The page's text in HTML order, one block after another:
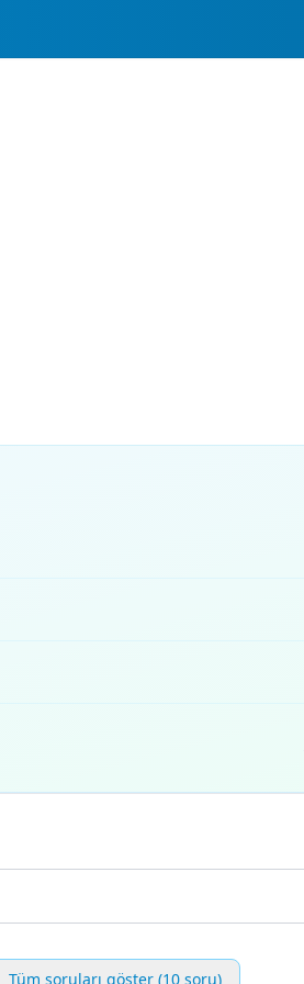
Tüm soruları göster (10 soru)